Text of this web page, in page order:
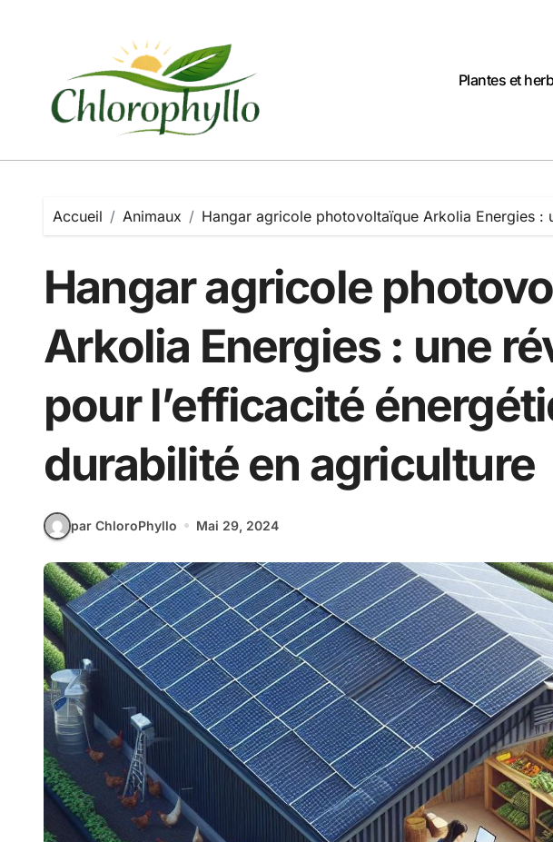
Plantes et
Accueil Animaux Hangar agricole photovoltaïque Arkolia Energies
Hangar agricole
Arkolia Energies : une
pour l’efficacité
durabilité en agriculture
par ChloroPhyllo Mai 29, 2024